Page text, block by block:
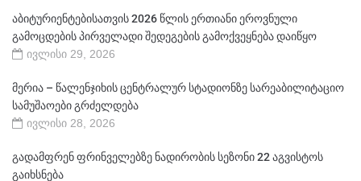
აბიტურიენტებისათვის 2026 წლის ერთიანი ეროვნული
გამოცდების პირველადი შედეგების გამოქვეყნება დაიწყო
ივლისი 29, 2026
მერია – წალენჯიხის ცენტრალურ სტადიონზე სარეაბილიტაციო
სამუშაოები გრძელდება
ივლისი 28, 2026
გადამფრენ ფრინველებზე ნადირობის სეზონი 22 აგვისტოს
გაიხსნება